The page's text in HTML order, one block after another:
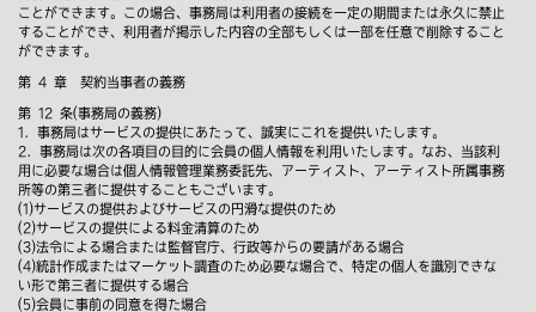
ことができます。この場合、事務局は利用者の接続を一定の期間または永久に禁止
することができ、利用者が掲示した内容の全部もしくは一部を任意で削除すること
ができます。
第 4 章 契約当事者の義務
第 12 条(事務局の義務)
1．事務局はサービスの提供にあたって、誠実にこれを提供いたします。
2．事務局は次の各項目の目的に会員の個人情報を利用いたします。なお、当該利
用に必要な場合は個人情報管理業務委託先、アーティスト、アーティスト所属事務
所等の第三者に提供することもございます。
(1)サービスの提供およびサービスの円滑な提供のため
(2)サービスの提供による料金清算のため
(3)法令による場合または監督官庁、行政等からの要請がある場合
(4)統計作成またはマーケット調査のため必要な場合で、特定の個人を識別できな
い形で第三者に提供する場合
(5)会員に事前の同意を得た場合